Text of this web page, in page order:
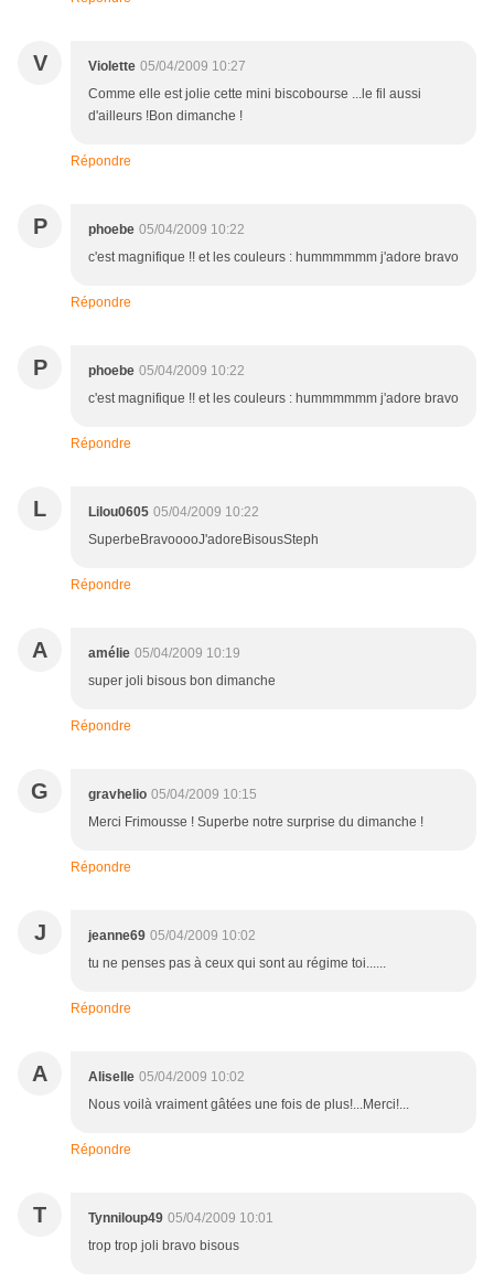
V Violette 05/04/2009 10:27
Comme elle est jolie cette mini biscobourse ...le fil aussi
d'ailleurs !Bon dimanche !
Répondre
P phoebe 05/04/2009 10:22
c'est magnifique !! et les couleurs : hummmmmm j'adore bravo
Répondre
P phoebe 05/04/2009 10:22
c'est magnifique !! et les couleurs : hummmmmm j'adore bravo
Répondre
L Lilou0605 05/04/2009 10:22
SuperbeBravooooJ'adoreBisousSteph
Répondre
A amélie 05/04/2009 10:19
super joli bisous bon dimanche
Répondre
G gravhelio 05/04/2009 10:15
Merci Frimousse ! Superbe notre surprise du dimanche !
Répondre
J jeanne69 05/04/2009 10:02
tu ne penses pas à ceux qui sont au régime toi......
Répondre
A Aliselle 05/04/2009 10:02
Nous voilà vraiment gâtées une fois de plus!...Merci!...
Répondre
T Tynniloup49 05/04/2009 10:01
trop trop joli bravo bisous